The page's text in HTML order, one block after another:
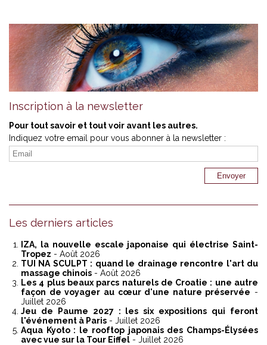
Inscription à la newsletter
Pour tout savoir et tout voir avant les autres.
Indiquez votre email pour vous abonner à la newsletter :
Les derniers articles
IZA, la nouvelle escale japonaise qui électrise Saint-
Tropez - Août 2026
TUI NA SCULPT : quand le drainage rencontre l'art du
massage chinois - Août 2026
Les 4 plus beaux parcs naturels de Croatie : une autre
façon de voyager au cœur d'une nature préservée -
Juillet 2026
Jeu de Paume 2027 : les six expositions qui feront
l'événement à Paris - Juillet 2026
Aqua Kyoto : le rooftop japonais des Champs-Élysées
avec vue sur la Tour Eiffel - Juillet 2026